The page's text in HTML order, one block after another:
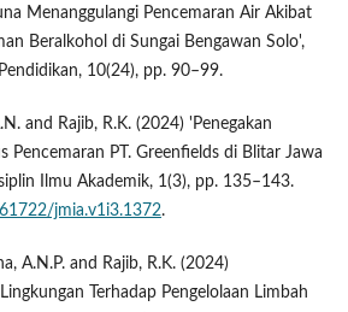
Menanggulangi Pencemaran Air Akibat
Beralkohol di Sungai Bengawan Solo',
10(24), pp. 90–99.
and Rajib, R.K. (2024) 'Penegakan
Pencemaran PT. Greenfields di Blitar Jawa
Ilmu Akademik, 1(3), pp. 135–143.
jmia.v1i3.1372.
A.N.P. and Rajib, R.K. (2024)
Terhadap Pengelolaan Limbah